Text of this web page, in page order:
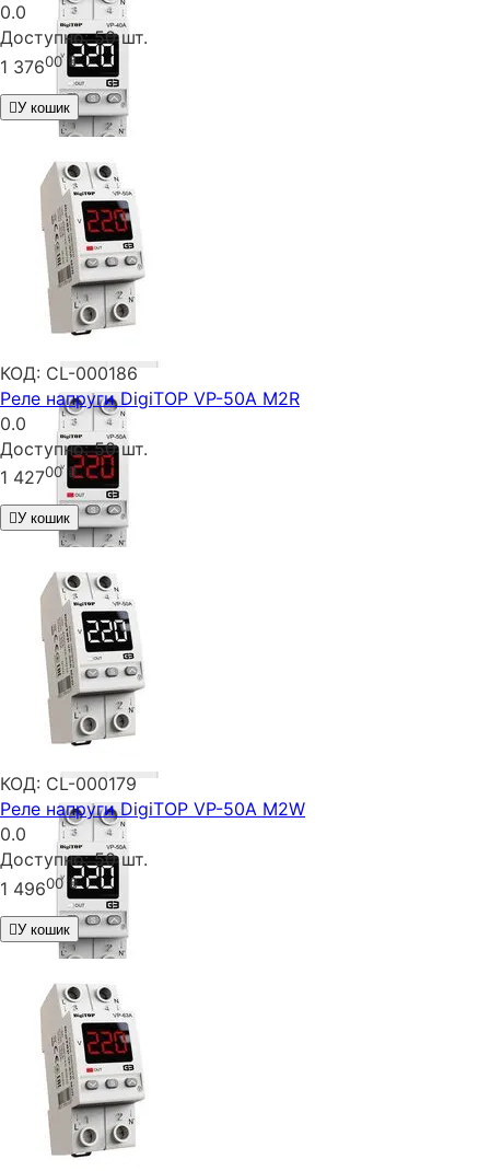
0.0
Доступно: 50 шт.
1 37600 ₴
У кошик
КОД: CL-000186
Реле напруги DigiTOP VP-50A M2R
0.0
Доступно: 50 шт.
1 42700 ₴
У кошик
КОД: CL-000179
Реле напруги DigiTOP VP-50A M2W
0.0
Доступно: 50 шт.
1 49600 ₴
У кошик